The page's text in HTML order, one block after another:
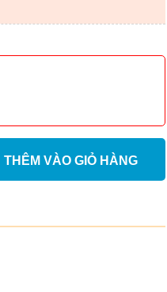
THÊM VÀO GIỎ HÀNG